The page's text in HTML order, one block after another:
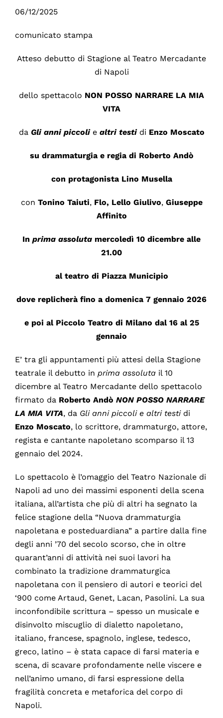
06/12/2025
comunicato stampa
Atteso debutto di Stagione al Teatro Mercadante
di Napoli
dello spettacolo NON POSSO NARRARE LA MIA
VITA
da Gli anni piccolie altri testidi Enzo Moscato
su drammaturgia e regia di Roberto Andò
con protagonistaLino Musella
con Tonino Taiuti,Flo, Lello Giulivo,Giuseppe
Affinito
In prima assoluta mercoledì 10 dicembre alle
21.00
al teatro di Piazza Municipio
dove replicherà fino a domenica 7 gennaio 2026
e poi al Piccolo Teatro di Milano dal16 al 25
gennaio
E’ tra gli appuntamenti più attesi della Stagione
teatrale il debutto in prima assolutail 10
dicembre al Teatro Mercadante dello spettacolo
firmato da Roberto Andò NON POSSO NARRARE
LA MIA VITA, da Gli anni piccoli e altri testidi
Enzo Moscato, lo scrittore, drammaturgo, attore,
regista e cantante napoletano scomparso il 13
gennaio del 2024.
Lo spettacolo è l’omaggio del Teatro Nazionale di
Napoli ad uno dei massimi esponenti della scena
italiana, all’artista che più di altri ha segnato la
felice stagione della “Nuova drammaturgia
napoletana e posteduardiana” a partire dalla fine
degli anni ’70 del secolo scorso, che in oltre
quarant’anni di attività nei suoi lavori ha
combinato la tradizione drammaturgica
napoletana con il pensiero di autori e teorici del
‘900 come Artaud, Genet, Lacan, Pasolini. La sua
inconfondibile scrittura – spesso un musicale e
disinvolto miscuglio di dialetto napoletano,
italiano, francese, spagnolo, inglese, tedesco,
greco, latino – è stata capace di farsi materia e
scena, di scavare profondamente nelle viscere e
nell’animo umano, di farsi espressione della
fragilità concreta e metaforica del corpo di
Napoli.